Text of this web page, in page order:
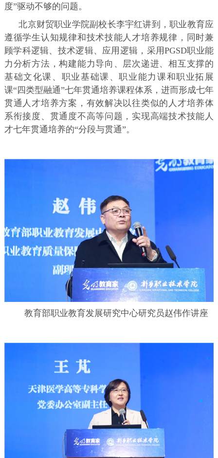
度”驱动不够的问题。
北京财贸职业学院副校长李宇红讲到，职业教育应
遵循学生认知规律和技术技能人才培养规律，同时兼
顾学科逻辑、技术逻辑、应用逻辑，采用PGSD职业能
力分析方法，构建能力导向、层次递进、相互支撑的
基础文化课、职业基础课、职业能力课和职业拓展
课“四类型融通”七年贯通培养课程体系，进而形成七年
贯通人才培养方案，有效解决以往类似的人才培养体
系衔接度、贯通度不高等问题，实现高端技术技能人
才七年贯通培养的“分段与贯通”。
教育部职业教育发展研究中心研究员赵伟作讲座